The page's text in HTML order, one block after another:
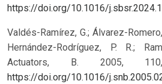
https://doi.org/10.1016/
Valdés-Ramírez, G.; Álvarez-
Hernández-Rodríguez, P. R.;
Actuators, B. 2005,
https://doi.org/10.1016/